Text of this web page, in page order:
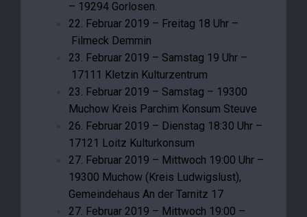
– 19294 Gorlosen.
22. Februar 2019 – Freitag 18 Uhr –
Filmeck Demmin
23. Februar 2019 – Samstag 19 Uhr –
17111 Kletzin Kulturzentrum
23. Februar 2019 – Samstag – 19300
Muchow Kreis Parchim Konsum Steuve
26. Februar 2019 – Dienstag 18:30 Uhr –
17121 Loitz Kulturkonsum
27. Februar 2019 – Mittwoch 19:00 Uhr –
19300 Muchow (Kreis Ludwigslust),
Gemeindehaus An der Tarnitz 17
27. Februar 2019 – Mittwoch 19:00 –